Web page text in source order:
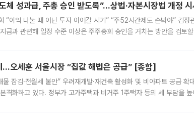
체 성과급, 주총 승인 받도록”…상법·자본시장법 개정
“이익 나눌 때 아닌 투자 이어갈 시기” “주52시간제도 손봐야” 김정
급과 관련해 일정 수준 이상은 주주총회 승인을 거치는 방안을 검토
…오세훈 서울시장 “집값 해법은 공급” [종합]
잠김·전월세 불안” 우려재개발·재건축 활성화 및 비아파트 공급 확
격화하고 있다. 정부가 고가주택과 비거주 1주택자 등의 세 부담을